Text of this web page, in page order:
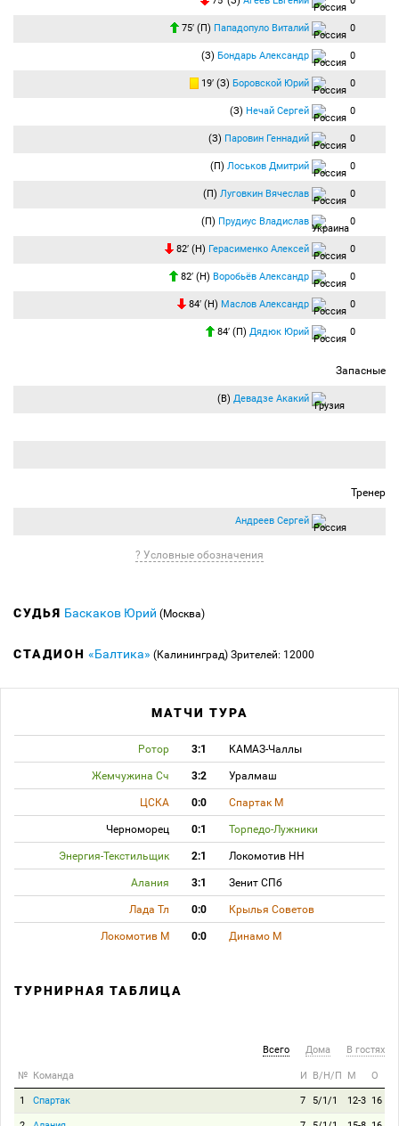
75′ (П) Пападопуло Виталий 0
(З) Бондарь Александр 0
19′ (З) Боровской Юрий 0
(З) Нечай Сергей 0
(З) Паровин Геннадий 0
(П) Лоськов Дмитрий 0
(П) Луговкин Вячеслав 0
(П) Прудиус Владислав 0
82′ (Н) Герасименко Алексей 0
82′ (Н) Воробьёв Александр 0
84′ (Н) Маслов Александр 0
84′ (П) Дядюк Юрий 0
Запасные
(В) Девадзе Акакий
Тренер
Андреев Сергей
? Условные обозначения
СУДЬЯ Баскаков Юрий (Москва)
СТАДИОН «Балтика» (Калининград) Зрителей: 12000
МАТЧИ ТУРА
Ротор 3:1 КАМАЗ-Чаллы
Жемчужина Сч 3:2 Уралмаш
ЦСКА 0:0 Спартак М
Черноморец 0:1 Торпедо-Лужники
Энергия-Текстильщик 2:1 Локомотив НН
Алания 3:1 Зенит СПб
Лада Тл 0:0 Крылья Советов
Локомотив М 0:0 Динамо М
ТУРНИРНАЯ ТАБЛИЦА
Всего Дома В гостях
№ Команда И В/Н/П М О
1 Спартак 7 5/1/1 12-3 16